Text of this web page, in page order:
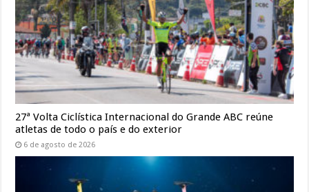
27ª Volta Ciclística Internacional do Grande ABC reúne
atletas de todo o país e do exterior
6 de agosto de 2026